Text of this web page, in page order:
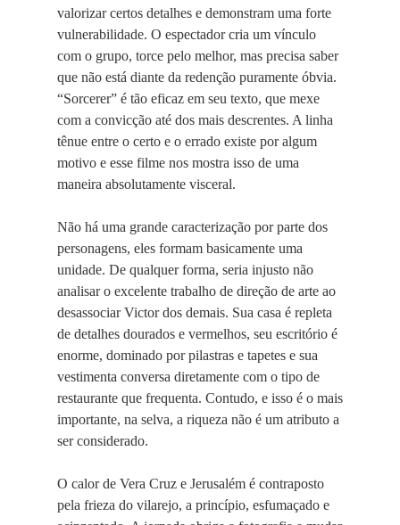
valorizar certos detalhes e demonstram uma forte
vulnerabilidade. O espectador cria um vínculo
com o grupo, torce pelo melhor, mas precisa saber
que não está diante da redenção puramente óbvia.
“Sorcerer” é tão eficaz em seu texto, que mexe
com a convicção até dos mais descrentes. A linha
tênue entre o certo e o errado existe por algum
motivo e esse filme nos mostra isso de uma
maneira absolutamente visceral.
Não há uma grande caracterização por parte dos
personagens, eles formam basicamente uma
unidade. De qualquer forma, seria injusto não
analisar o excelente trabalho de direção de arte ao
desassociar Victor dos demais. Sua casa é repleta
de detalhes dourados e vermelhos, seu escritório é
enorme, dominado por pilastras e tapetes e sua
vestimenta conversa diretamente com o tipo de
restaurante que frequenta. Contudo, e isso é o mais
importante, na selva, a riqueza não é um atributo a
ser considerado.
O calor de Vera Cruz e Jerusalém é contraposto
pela frieza do vilarejo, a princípio, esfumaçado e